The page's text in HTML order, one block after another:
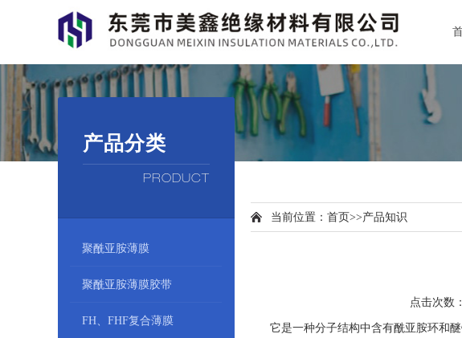
产品分类
PRODUCT
聚酰亚胺薄膜
聚酰亚胺薄膜胶带
FH、FHF复合薄膜
当前位置： 首页>>产品知识
点击次数
它是一种分子结构中含有酰亚胺环和醚